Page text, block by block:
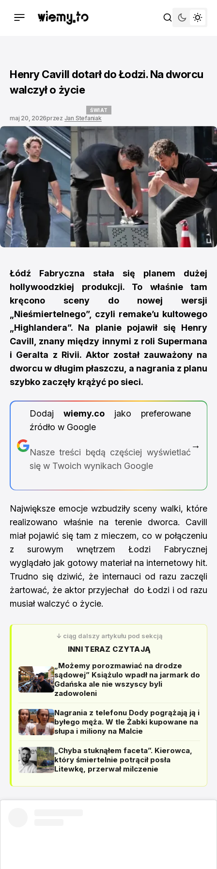
Henry Cavill dotarł do Łodzi. Na dworcu
walczył o życie
ŚWIAT
maj 20, 2026przez Jan Stefaniak
Łódź Fabryczna stała się planem dużej
hollywoodzkiej produkcji. To właśnie tam
kręcono sceny do nowej wersji
„Nieśmiertelnego”, czyli remake’u kultowego
„Highlandera”. Na planie pojawił się Henry
Cavill, znany między innymi z roli Supermana
i Geralta z Rivii. Aktor został zauważony na
dworcu w długim płaszczu, a nagrania z planu
szybko zaczęły krążyć po sieci.
Dodaj wiemy.cojako preferowane
źródło w Google
Nasze treści będą częściej wyświetlać
się w Twoich wynikach Google
→
Największe emocje wzbudziły sceny walki, które
realizowano właśnie na terenie dworca. Cavill
miał pojawić się tam z mieczem, co w połączeniu
z surowym wnętrzem Łodzi Fabrycznej
wyglądało jak gotowy materiał na internetowy hit.
Trudno się dziwić, że internauci od razu zaczęli
żartować, że aktor przyjechał do Łodzi i od razu
musiał walczyć o życie.
↓ ciąg dalszy artykułu pod sekcją
INNI TERAZ CZYTAJĄ
„Możemy porozmawiać na drodze
sądowej” Książulo wpadł na jarmark do
Gdańska ale nie wszyscy byli
zadowoleni
Nagrania z telefonu Dody pogrążają ją i
byłego męża. W tle Żabki kupowane na
słupa i miliony na Malcie
„Chyba stuknąłem faceta”. Kierowca,
który śmiertelnie potrącił posła
Litewkę, przerwał milczenie